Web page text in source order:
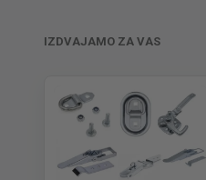
IZDVAJAMO ZA VAS